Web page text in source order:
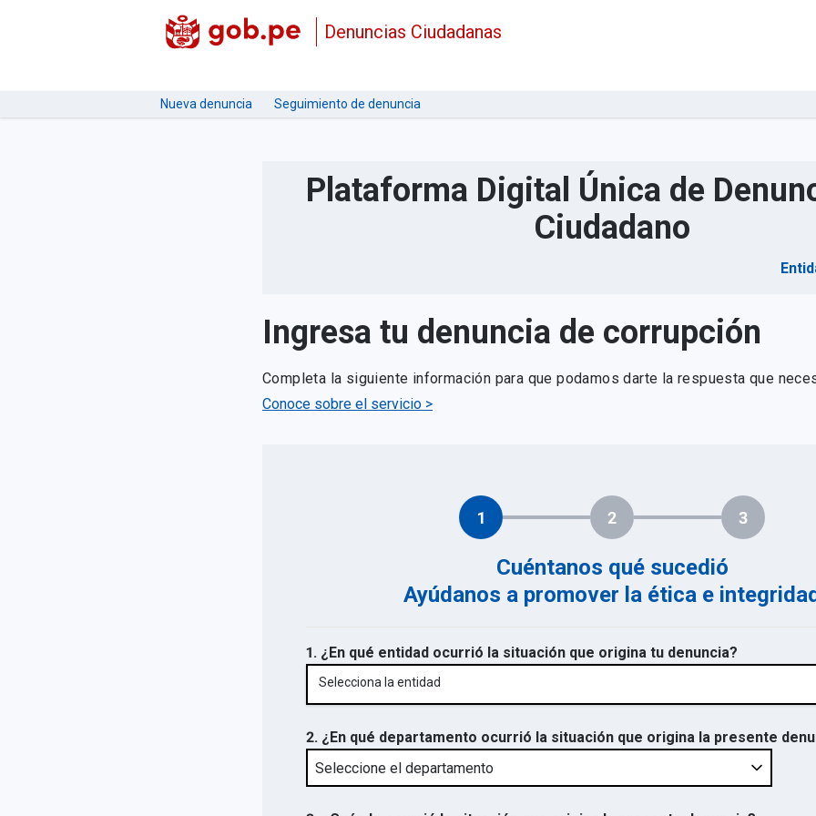
Denuncias Ciudadanas
Nueva denuncia Seguimiento de denuncia
Plataforma Digital Única de
Ciudadano
Ingresa tu denuncia de corrupción
Completa la siguiente información para que podamos darte la respuesta que
Conoce sobre el servicio >
1 2 3
Cuéntanos qué sucedió
Ayúdanos a promover la ética e integridad
1. ¿En qué entidad ocurrió la situación que origina tu denuncia?
Selecciona la entidad
2. ¿En qué departamento ocurrió la situación que origina la presente